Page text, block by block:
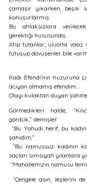
çamaşır yıkarken, beşik
konuşurlarmış.
Bu ahlaksızlara
gerektiği hususunda,
Atıp tutanlar, uluorta vaaz
tutuşup dövüşenler bile
Kadı Efendi’nin huzuruna
acıyan olmamış efendim.
Olayı kulaktan duyan
Görmedikleri halde,
gördük,” demişler.
şahidim,”
saçları simsiyah yılanlara
“Mahallemizin namusu